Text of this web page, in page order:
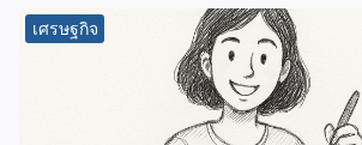
เศรษฐกิจ